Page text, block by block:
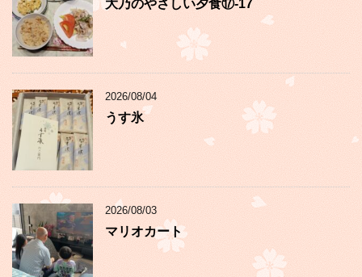
大乃のやさしい夕食⑰-17
2026/08/04
うす氷
2026/08/03
マリオカート